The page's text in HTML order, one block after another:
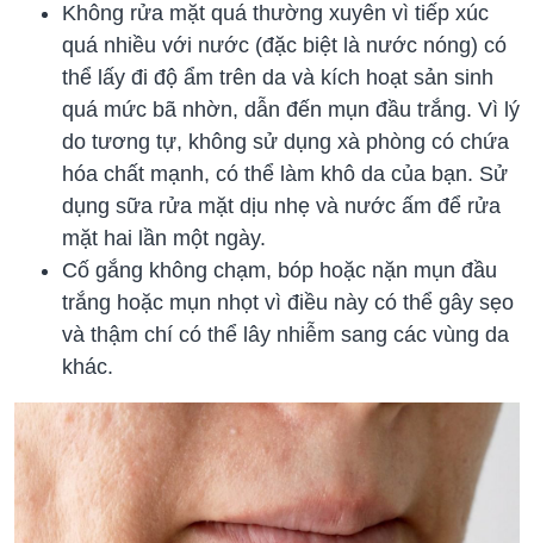
Không rửa mặt quá thường xuyên vì tiếp xúc
quá nhiều với nước (đặc biệt là nước nóng) có
thể lấy đi độ ẩm trên da và kích hoạt sản sinh
quá mức bã nhờn, dẫn đến mụn đầu trắng. Vì lý
do tương tự, không sử dụng xà phòng có chứa
hóa chất mạnh, có thể làm khô da của bạn. Sử
dụng sữa rửa mặt dịu nhẹ và nước ấm để rửa
mặt hai lần một ngày.
Cố gắng không chạm, bóp hoặc nặn mụn đầu
trắng hoặc mụn nhọt vì điều này có thể gây sẹo
và thậm chí có thể lây nhiễm sang các vùng da
khác.